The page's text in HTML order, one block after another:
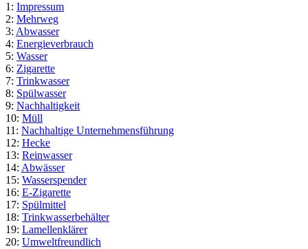
1: Impressum
2: Mehrweg
3: Abwasser
4: Energieverbrauch
5: Wasser
6: Zigarette
7: Trinkwasser
8: Spülwasser
9: Nachhaltigkeit
10: Müll
11: Nachhaltige Unternehmensführung
12: Hecke
13: Reinwasser
14: Abwässer
15: Wasserspender
16: E-Zigarette
17: Spülmittel
18: Trinkwasserbehälter
19: Lamellenklärer
20: Umweltfreundlich